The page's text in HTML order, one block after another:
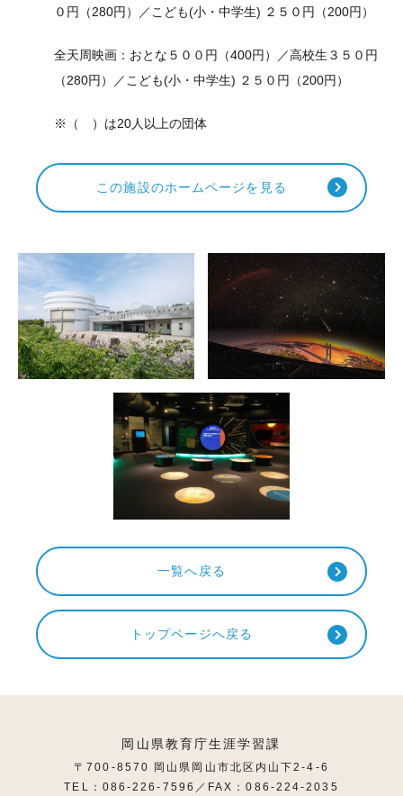
０円（280円）／こども(小・中学生) ２５０円（200円）
全天周映画：おとな５００円（400円）／高校生３５０円
（280円）／こども(小・中学生) ２５０円（200円）
※（ ）は20人以上の団体
この施設のホームページを見る
一覧へ戻る
トップページへ戻る
岡山県教育庁生涯学習課
〒700-8570 岡山県岡山市北区内山下2-4-6
TEL：086-226-7596／FAX：086-224-2035